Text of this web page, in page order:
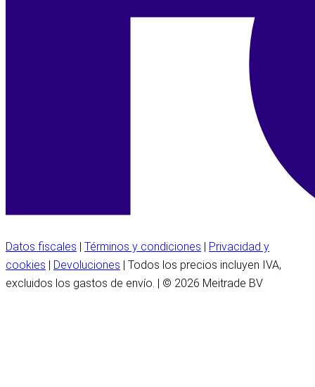
Datos fiscales Términos y condiciones
Privacidad y
cookies
Devoluciones | Todos los precios incluyen IVA,
excluidos los gastos de envío. | © 2026 Meitrade BV